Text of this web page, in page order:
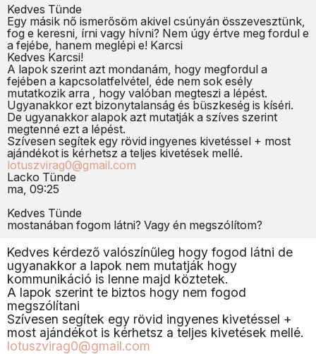
Kedves Tünde
Egy másik nő ismerősöm akivel csúnyán összevesztünk,
fog e keresni, írni vagy hívni? Nem úgy értve meg fordul e
a fejébe, hanem meglépi e! Karcsi
Kedves Karcsi!
A lapok szerint azt mondanám, hogy megfordul a
fejében a kapcsolatfelvétel, éde nem sok esély
mutatkozik arra , hogy valóban megteszi a lépést.
Ugyanakkor ezt bizonytalanság és büszkeség is kíséri.
De ugyanakkor alapok azt mutatják a szíves szerint
megtenné ezt a lépést.
Szívesen segítek egy rövid ingyenes kivetéssel + most
ajándékot is kérhetsz a teljes kivetések mellé.
lotuszvirag0@gmail.com
Lacko Tünde
ma, 09:25
Kedves Tünde
mostanában fogom látni? Vagy én megszólítom?
Kedves kérdező valószínűleg hogy fogod látni de
ugyanakkor a lapok nem mutatják hogy
kommunikáció is lenne majd köztetek.
A lapok szerint te biztos hogy nem fogod
megszólítani
Szívesen segítek egy rövid ingyenes kivetéssel +
most ajándékot is kérhetsz a teljes kivetések mellé.
lotuszvirag0@gmail.com